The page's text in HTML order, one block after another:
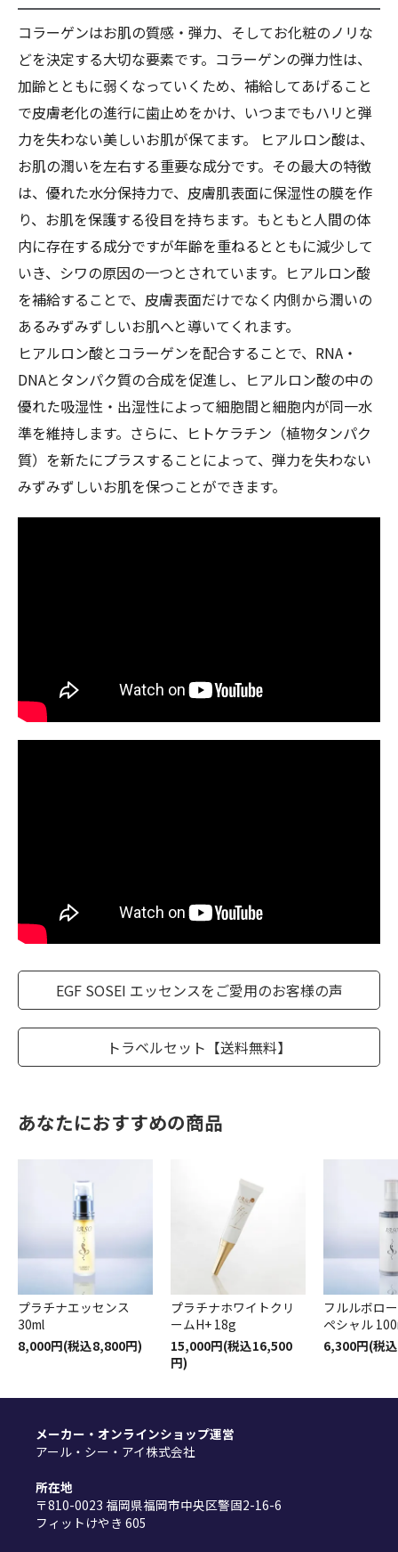
コラーゲンはお肌の質感・弾力、そしてお化粧のノリな
どを決定する大切な要素です。コラーゲンの弾力性は、
加齢とともに弱くなっていくため、補給してあげること
で皮膚老化の進行に歯止めをかけ、いつまでもハリと弾
力を失わない美しいお肌が保てます。 ヒアルロン酸は、
お肌の潤いを左右する重要な成分です。その最大の特徴
は、優れた水分保持力で、皮膚肌表面に保湿性の膜を作
り、お肌を保護する役目を持ちます。もともと人間の体
内に存在する成分ですが年齢を重ねるとともに減少して
いき、シワの原因の一つとされています。ヒアルロン酸
を補給することで、皮膚表面だけでなく内側から潤いの
あるみずみずしいお肌へと導いてくれます。
ヒアルロン酸とコラーゲンを配合することで、RNA・
DNAとタンパク質の合成を促進し、ヒアルロン酸の中の
優れた吸湿性・出湿性によって細胞間と細胞内が同一水
準を維持します。さらに、ヒトケラチン（植物タンパク
質）を新たにプラスすることによって、弾力を失わない
みずみずしいお肌を保つことができます。
EGF SOSEI エッセンスをご愛用のお客様の声
トラベルセット【送料無料】
あなたにおすすめの商品
プラチナエッセンス
30ml
8,000円(税込8,800円)
プラチナホワイトクリ
ームH+ 18g
15,000円(税込16,500
円)
フルルボロ
ペシャル
6,300円(税
メーカー・オンラインショップ運営
アール・シー・アイ株式会社
所在地
〒810-0023 福岡県福岡市中央区警固2-16-6
フィットけやき 605